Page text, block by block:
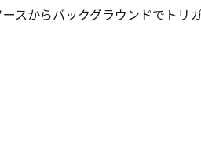
スからバックグラウンドでトリ